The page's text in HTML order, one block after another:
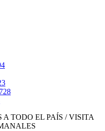
TODO EL PAÍS / VISITA